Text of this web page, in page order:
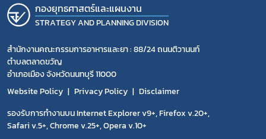
กองยุทธศาสตร์และแผนงาน
STRATEGY AND PLANNING DIVISION
สำนักงานคณะกรรมการอาหารและยา : 88/24 ถนนติวานนท์
ตำบลตลาดขวัญ
อำเภอเมือง จังหวัดนนทบุรี 11000
Website Policy
Privacy Policy
Disclaimer
รองรับการทำงานบน Internet Explorer v9+, Firefox v.20+,
Safari v.5+, Chrome v.25+, Opera v.10+